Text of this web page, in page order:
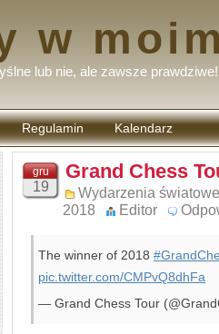
w
lub nie, ale zawsze prawdziwe!
Regulamin
komentarzy
Kalendarz
gru
19
Grand Chess
Wydarzenia światowe
2018
Editor
The winner of 2018
pic.twitter.com/CMPvQ8dhFa
— Grand Chess Tour